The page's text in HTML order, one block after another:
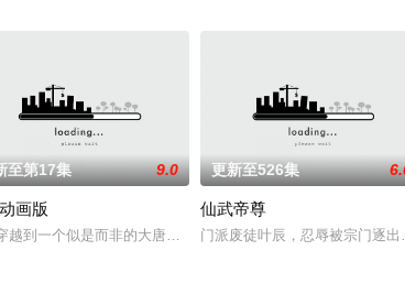
锦国遇到晨曦，新的冒险再次开启，在开元城大战、到死亡
大陆的最高学府，吸引着众多的求学者。在这里，一个名为“
至第17集 9.0
画版
越到一个似是而非的大唐世界，却发现此处为处处惊险的修
更新至526集
仙武帝尊
门派废徒叶辰，忍辱被宗门逐